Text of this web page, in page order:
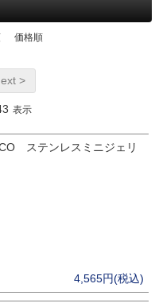
価格順
>
表示
ステンレスミニジェリ
4,565円(税込)